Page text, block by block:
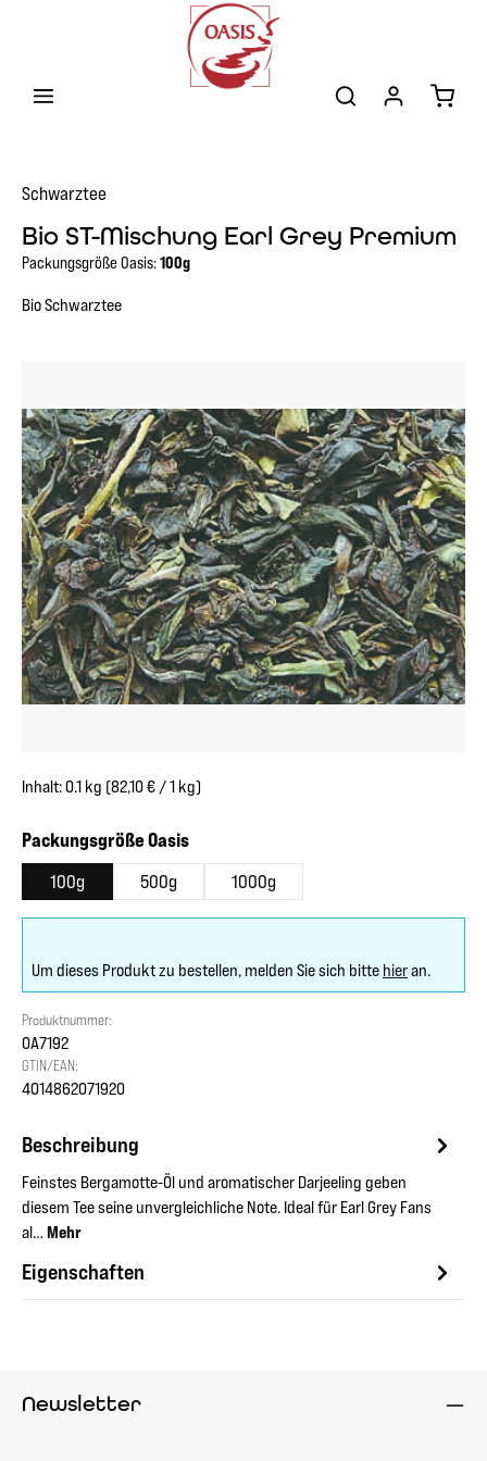
Schwarztee
Bio ST-Mischung Earl Grey Premium
Packungsgröße Oasis:100g
Bio Schwarztee
Inhalt:0.1 kg (82,10 € / 1 kg)
Packungsgröße Oasisauswählen
100g 500g 1000g
Um dieses Produkt zu bestellen, melden Sie sich bitte hieran.
Produktnummer:
OA7192
GTIN/EAN:
4014862071920
Beschreibung
Feinstes Bergamotte-Öl und aromatischer Darjeeling geben
diesem Tee seine unvergleichliche Note. Ideal für Earl Grey Fans
al… Mehr
Eigenschaften
Newsletter